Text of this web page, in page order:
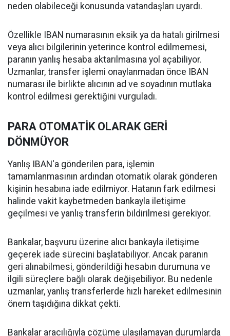
neden olabileceği konusunda vatandaşları uyardı.
Özellikle IBAN numarasının eksik ya da hatalı girilmesi
veya alıcı bilgilerinin yeterince kontrol edilmemesi,
paranın yanlış hesaba aktarılmasına yol açabiliyor.
Uzmanlar, transfer işlemi onaylanmadan önce IBAN
numarası ile birlikte alıcının ad ve soyadının mutlaka
kontrol edilmesi gerektiğini vurguladı.
PARA OTOMATİK OLARAK GERİ
DÖNMÜYOR
Yanlış IBAN'a gönderilen para, işlemin
tamamlanmasının ardından otomatik olarak gönderen
kişinin hesabına iade edilmiyor. Hatanın fark edilmesi
halinde vakit kaybetmeden bankayla iletişime
geçilmesi ve yanlış transferin bildirilmesi gerekiyor.
Bankalar, başvuru üzerine alıcı bankayla iletişime
geçerek iade sürecini başlatabiliyor. Ancak paranın
geri alınabilmesi, gönderildiği hesabın durumuna ve
ilgili süreçlere bağlı olarak değişebiliyor. Bu nedenle
uzmanlar, yanlış transferlerde hızlı hareket edilmesinin
önem taşıdığına dikkat çekti.
Bankalar aracılığıyla çözüme ulaşılamayan durumlarda